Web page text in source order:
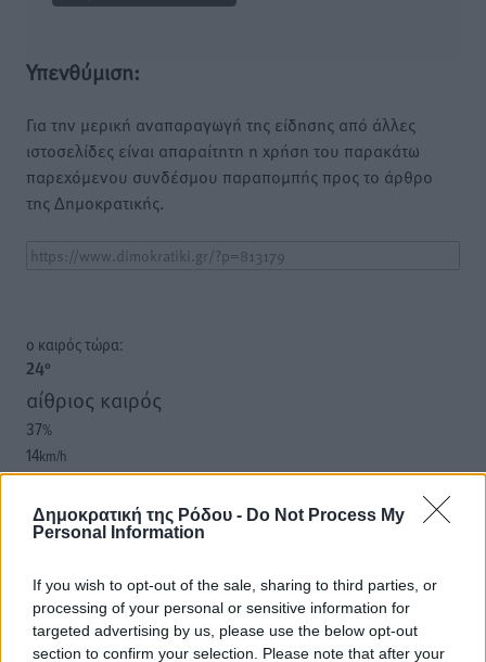
Δημοκρατική της Ρόδου - Do Not Process My
Personal Information
If you wish to opt-out of the sale, sharing to third parties, or
processing of your personal or sensitive information for
targeted advertising by us, please use the below opt-out
section to confirm your selection. Please note that after your
Υπενθύμιση:
Για την μερική αναπαραγωγή της είδησης από άλλες
ιστοσελίδες είναι απαραίτητη η χρήση του παρακάτω
παρεχόμενου συνδέσμου παραπομπής προς το άρθρο
της Δημοκρατικής.
o καιρός τώρα:
24°
αίθριος καιρός
37%
14km/h
Δ-ΝΔ
25 °/27°
06:18
πρόγνωση:
31°
ΣΑ